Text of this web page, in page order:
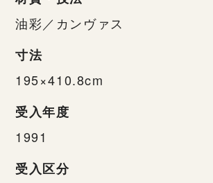
油彩／カンヴァス
寸法
195×410.8cm
受入年度
1991
受入区分